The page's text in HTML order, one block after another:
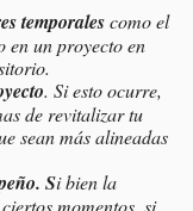
temporalescomo el
en un proyecto en
. Si esto ocurre,
de revitalizar tu
sean más alineadas
Si bien la